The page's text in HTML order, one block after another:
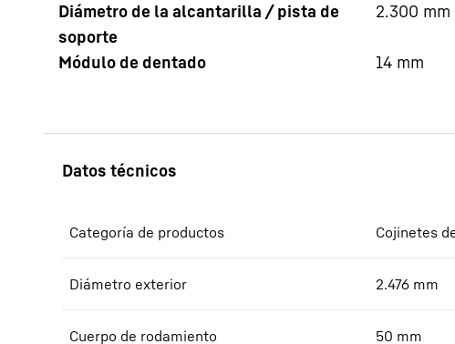
Diámetro de la alcantarilla / pista de
soporte
2.300 mm
Módulo de dentado 14 mm
Categoría de productos Cojinetes
Diámetro exterior 2.476 mm
Cuerpo de rodamiento 50 mm